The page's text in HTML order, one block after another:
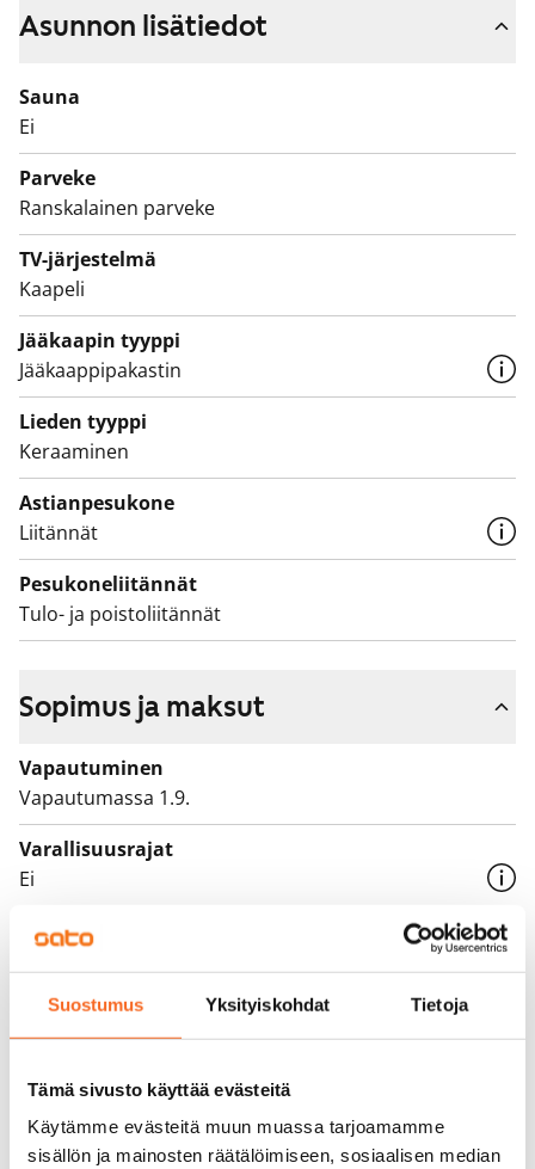
Suostumus Yksityiskohdat Tietoja
Tämä sivusto käyttää evästeitä
Käytämme evästeitä muun muassa tarjoamamme
sisällön ja mainosten räätälöimiseen, sosiaalisen median
mahdollista asentaa sujuvoittamaan kotitöitä.
pyykinpesukoneellesi sekä hyvin säilytystilaa.
Tule kurkkaamaan paikan päälle! Olisiko tässä uusi
vuokrakotisi?
Asunnon lisätiedot
Sauna
Ei
Parveke
Ranskalainen parveke
TV-järjestelmä
Kaapeli
Jääkaapin tyyppi
Jääkaappipakastin
Lieden tyyppi
Keraaminen
Astianpesukone
Liitännät
Pesukoneliitännät
Tulo- ja poistoliitännät
Sopimus ja maksut
Vapautuminen
Vapautumassa 1.9.
Varallisuusrajat
Ei
Vuokra
Vuokravakuus
0 €, (yrityksille min. 1 kk vuokra)
Vuokrasopimus
Toistaiseksi voimassa oleva, minimi asumisaika
12 kk